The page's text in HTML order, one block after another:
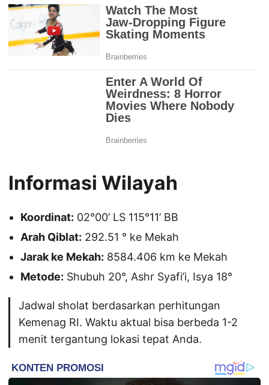
Informasi Wilayah
Koordinat: 02°00’ LS 115°11’ BB
Arah Qiblat: 292.51 ° ke Mekah
Jarak ke Mekah: 8584.406 km ke Mekah
Metode: Shubuh 20°, Ashr Syafi’i, Isya 18°
Jadwal sholat berdasarkan perhitungan
Kemenag RI. Waktu aktual bisa berbeda 1-2
menit tergantung lokasi tepat Anda.